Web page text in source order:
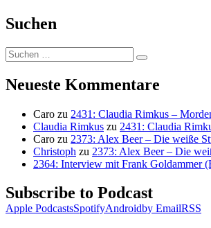
Suchen
Suchen
nach:
Suchen
Neueste Kommentare
Caro zu 2431: Claudia Rimkus –
Claudia Rimkus zu 2431: Claudia
Caro zu 2373: Alex Beer – Die weiße
Christoph zu 2373: Alex Beer – Die
2364: Interview mit Frank Goldammer
Subscribe to Podcast
Apple PodcastsSpotifyAndroidby EmailRSS